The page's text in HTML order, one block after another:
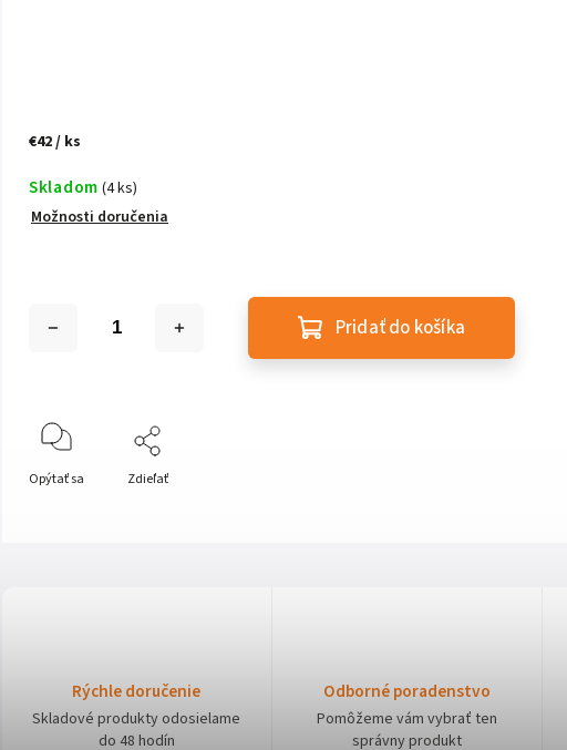
€42/ ks
Skladom (4 ks)
Možnosti doručenia
Pridať do košíka
Opýtať sa Zdieľať
Rýchle doručenie
Skladové produkty odosielame
do 48 hodín
Odborné poradenstvo
Pomôžeme vám vybrať ten
správny produkt